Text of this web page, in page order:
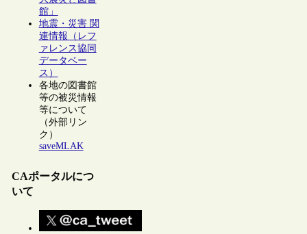
館」
地震・災害 関
連情報（レフ
ァレンス協同
データベー
ス）
各地の図書館
等の被災情報
等について
（外部リン
ク）
saveMLAK
CAポータルにつ
いて